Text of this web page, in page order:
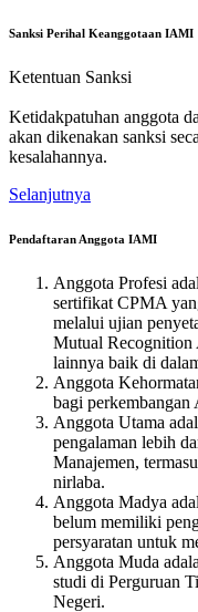
Sanksi Perihal Keanggotaan IAMI
Ketentuan Sanksi
Ketidakpatuhan anggota
akan dikenakan sanksi
kesalahannya.
Selanjutnya
Pendaftaran Anggota IAMI
Anggota Profesi
sertifikat CPMA
melalui ujian
Mutual Recognition
lainnya baik di
Anggota
bagi perkembangan
Anggota Utama
pengalaman lebih
Manajemen,
nirlaba.
Anggota Madya
belum memiliki
persyaratan untuk
Anggota Muda
studi di Perguruan
Negeri.